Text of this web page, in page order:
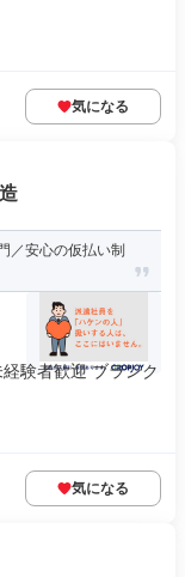
気になる
／安心の仮払い制
験者歓迎 ブランク
気になる